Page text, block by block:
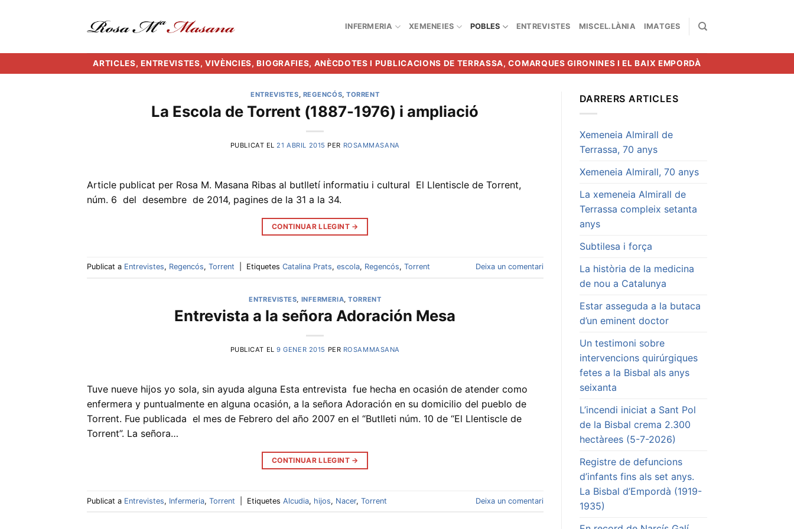
INFERMERIA XEMENEIES POBLES ENTREVISTES MISCEL.LÀNIA IMATGES
ARTICLES, ENTREVISTES, VIVÈNCIES, BIOGRAFIES, ANÈCDOTES I PUBLICACIONS DE TERRASSA, COMARQUES GIRONINES I EL BAIX EMPORDÀ
ENTREVISTES, REGENCÓS,TORRENT
La Escola de Torrent (1887-1976) i ampliació
PUBLICAT EL 21 ABRIL 2015 PER ROSAMMASANA
Article publicat per Rosa M. Masana Ribas al butlletí informatiu i cultural El Llentiscle de Torrent,
núm. 6 del desembre de 2014, pagines de la 31 a la 34.
CONTINUAR LLEGINT →
Publicat a Entrevistes, Regencós, Torrent Etiquetes Catalina Prats, escola, Regencós, Torrent Deixa un comentari
ENTREVISTES INFERMERIA ,TORRENT
Entrevista a la señora Adoración Mesa
PUBLICAT EL9 GENER 2015 PER ROSAMMASANA
Tuve nueve hijos yo sola, sin ayuda alguna Esta entrevista fue hecha en ocasión de atender como
enfermera y puntualmente en alguna ocasión, a la señora Adoración en su domicilio del pueblo de
Torrent. Fue publicada el mes de Febrero del año 2007 en el “Butlleti núm. 10 de “El Llentiscle de
Torrent”. La señora…
CONTINUAR LLEGINT →
Publicat a Entrevistes, Infermeria, Torrent Etiquetes Alcudia, hijos, Nacer, Torrent Deixa un comentari
DARRERS ARTICLES
Xemeneia Almirall de
Terrassa, 70 anys
Xemeneia Almirall, 70 anys
La xemeneia Almirall de
Terrassa compleix setanta
anys
Subtilesa i força
La història de la medicina
de nou a Catalunya
Estar asseguda a la butaca
d’un eminent doctor
Un testimoni sobre
intervencions quirúrgiques
fetes a la Bisbal als anys
seixanta
L’incendi iniciat a Sant Pol
de la Bisbal crema 2.300
hectàrees (5-7-2026)
Registre de defuncions
d’infants fins als set anys.
La Bisbal d’Empordà (1919-
1935)